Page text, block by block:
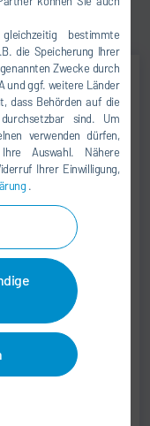
bestimmte
die Speicherung Ihrer
Zwecke durch
und ggf. weitere Länder
dass Behörden auf die
sind. Um
verwenden dürfen,
Auswahl. Nähere
Ihrer Einwilligung,
.
MANAGER
0